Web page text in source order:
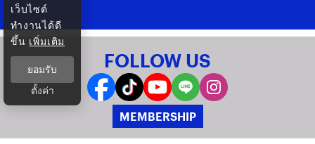
FOLLOW US
MEMBERSHIP
เว็บไซต์
ทำงานได้ดี
ขึ้น เพิ่มเติม
ยอมรับ
ตั้งค่า